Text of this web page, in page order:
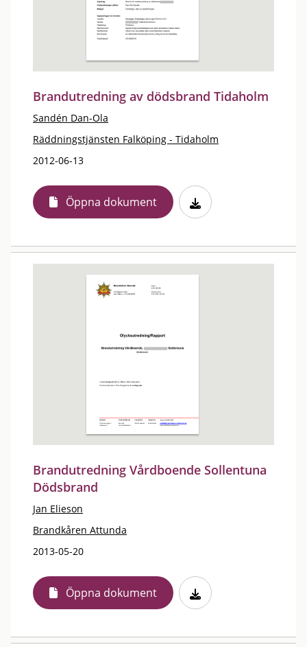
Brandutredning av dödsbrand Tidaholm
Sandén Dan-Ola
Räddningstjänsten Falköping - Tidaholm
2012-06-13
Öppna dokument
Brandutredning Vårdboende Sollentuna
Dödsbrand
Jan Elieson
Brandkåren Attunda
2013-05-20
Öppna dokument